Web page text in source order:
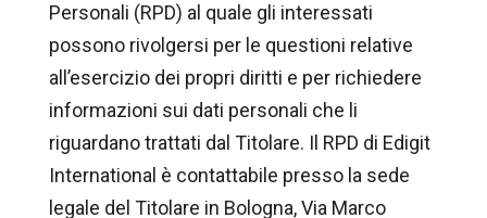
Personali (RPD) al quale gli interessati
possono rivolgersi per le questioni relative
all’esercizio dei propri diritti e per richiedere
informazioni sui dati personali che li
riguardano trattati dal Titolare. Il RPD di Edigit
International è contattabile presso la sede
legale del Titolare in Bologna, Via Marco